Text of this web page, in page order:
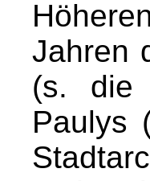
Jahren
(s. die
Paulys